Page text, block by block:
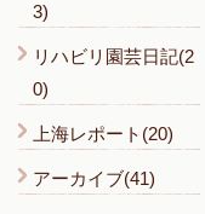
3)
リハビリ園芸日記(2
0)
上海レポート(20)
アーカイブ(41)